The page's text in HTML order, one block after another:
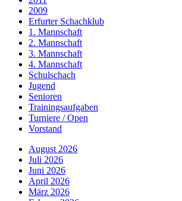
2009
Erfurter Schachklub
1. Mannschaft
2. Mannschaft
3. Mannschaft
4. Mannschaft
Schulschach
Jugend
Senioren
Trainingsaufgaben
Turniere / Open
Vorstand
August 2026
Juli 2026
Juni 2026
April 2026
März 2026